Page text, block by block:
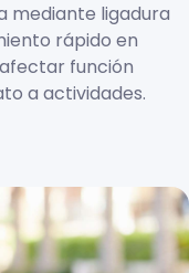
mediante ligadura
rápido en
función
a actividades.